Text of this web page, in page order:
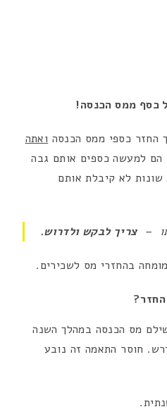
כסף ממס הכנסה!
החזר כספי ממס הכנסהואתה
למעשה כספים אותם גבה
לא קיבלת אותם
–צריך לבקש ולדרוש.
מומחה בהחזרי מס לשכירים.
מס הכנסה במהלך השנה
חוסר התאמה זה נובע